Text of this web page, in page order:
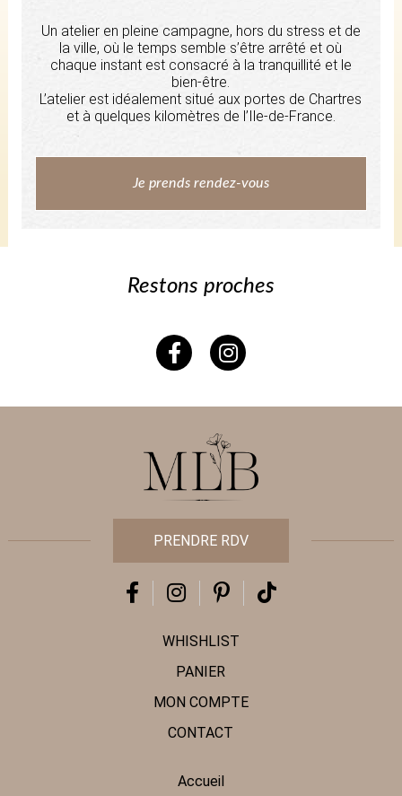
Un atelier en pleine campagne, hors du stress et de
la ville, où le temps semble s’être arrêté et où
chaque instant est consacré à la tranquillité et le
bien-être.
L’atelier est idéalement situé aux portes de Chartres
et à quelques kilomètres de l’Ile-de-France.
Je prends rendez-vous
Restons proches
PRENDRE RDV
WHISHLIST
PANIER
MON COMPTE
CONTACT
Accueil